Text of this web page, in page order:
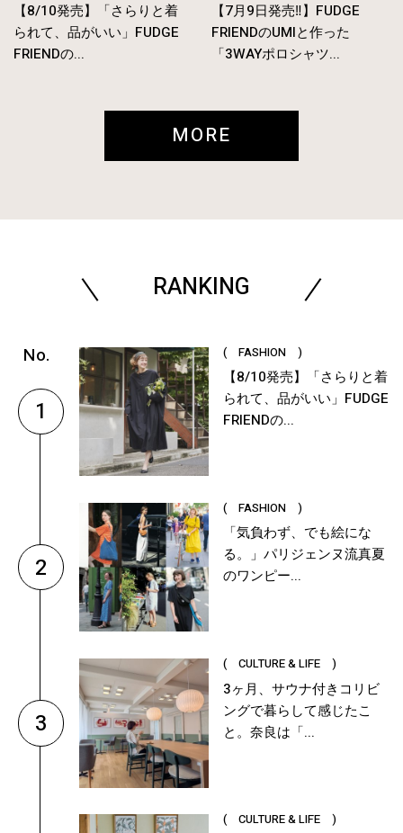
【8/10発売】「さらりと着
られて、品がいい」FUDGE
FRIENDの...
【7月9日発売‼︎】FUDGE
FRIENDのUMIと作った
「3WAYポロシャツ...
MORE
RANKING
1
( FASHION )
【8/10発売】「さらりと着
られて、品がいい」FUDGE
FRIENDの...
2
( FASHION )
「気負わず、でも絵にな
る。」パリジェンヌ流真夏
のワンピー...
3
( CULTURE & LIFE )
3ヶ月、サウナ付きコリビ
ングで暮らして感じたこ
と。奈良は「...
( CULTURE & LIFE )